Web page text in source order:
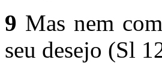
9 Mas nem
seu desejo (Sl